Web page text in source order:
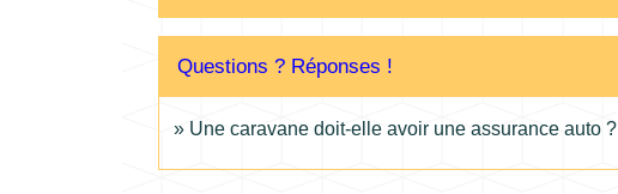
Questions ? Réponses !
Une caravane doit-elle avoir une assurance auto ?